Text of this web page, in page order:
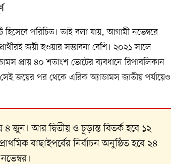
পরিচিত। তাই বলা যায়, আগামী নভেম্বরে
জয়ী হওয়ার সম্ভাবনা বেশি। ২০২১ সালে
প্রায় ৪০ শতাংশ ভোটের ব্যবধানে রিপাবলিকান
সেই জয়ের পর থেকে এরিক অ্যাডামস জাতীয় পর্যায়েও
৪ জুন। আর দ্বিতীয় ও চূড়ান্ত বিতর্ক হবে ১২
বাছাইপর্বের নির্বাচন অনুষ্ঠিত হবে ২৪